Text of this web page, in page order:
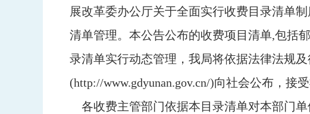
展改革委办公厅关于全面实行收费目录清单
清单管理。本公告公布的收费项目清单,包括
录清单实行动态管理，我局将依据法律法规
(http://www.gdyunan.gov.cn/)向社会公布，接受
各收费主管部门依据本目录清单对本部门